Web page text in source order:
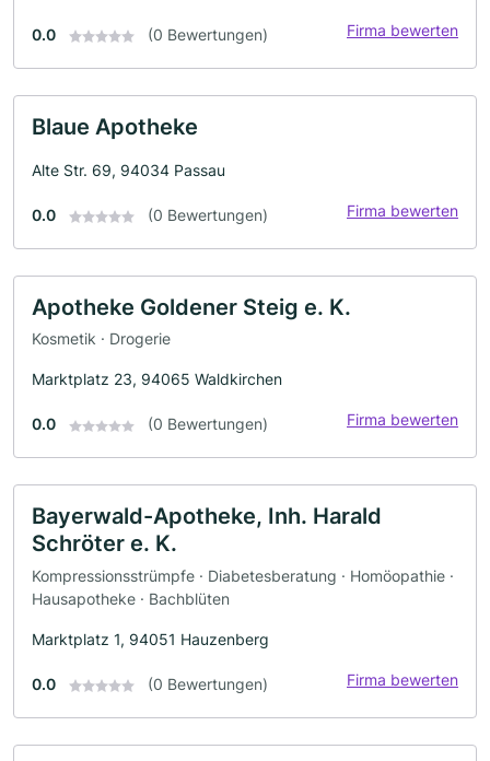
0.0 (0 Bewertungen) Firma bewerten
Blaue Apotheke
Alte Str. 69, 94034 Passau
0.0 (0 Bewertungen) Firma bewerten
Apotheke Goldener Steig e. K.
Kosmetik · Drogerie
Marktplatz 23, 94065 Waldkirchen
0.0 (0 Bewertungen) Firma bewerten
Bayerwald-Apotheke, Inh. Harald
Schröter e. K.
Kompressionsstrümpfe · Diabetesberatung · Homöopathie ·
Hausapotheke · Bachblüten
Marktplatz 1, 94051 Hauzenberg
0.0 (0 Bewertungen) Firma bewerten